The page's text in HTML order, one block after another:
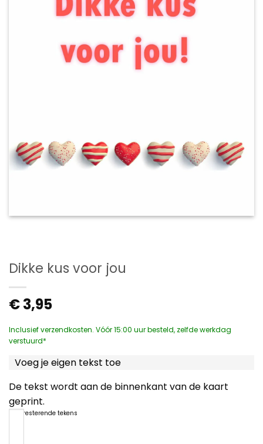
Dikke kus voor jou
€3,95
Inclusief verzendkosten. Vóór 15:00 uur besteld, zelfde werkdag
verstuurd*
Voeg je eigen tekst toe
De tekst wordt aan de binnenkant van de kaart
geprint.
resterende tekens